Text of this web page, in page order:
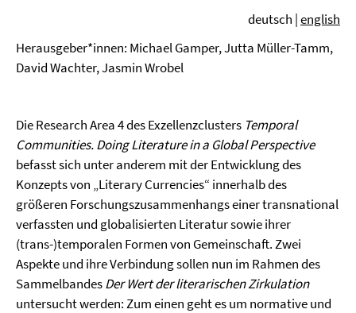
deutsch |english
Herausgeber*innen: Michael Gamper, Jutta Müller-Tamm,
David Wachter, Jasmin Wrobel
Die Research Area 4 des Exzellenzclusters Temporal
Communities. Doing Literature in a Global Perspective
befasst sich unter anderem mit der Entwicklung des
Konzepts von „Literary Currencies“ innerhalb des
größeren Forschungszusammenhangs einer transnational
verfassten und globalisierten Literatur sowie ihrer
(trans-)temporalen Formen von Gemeinschaft. Zwei
Aspekte und ihre Verbindung sollen nun im Rahmen des
SammelbandesDer Wert der literarischen Zirkulation
untersucht werden: Zum einen geht es um normative und